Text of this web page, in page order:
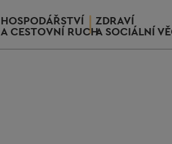
HOSPODÁŘSTVÍ
A CESTOVNÍ RUCH
ZDRAVÍ
A SOCIÁLNÍ